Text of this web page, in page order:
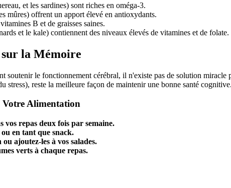
et les sardines) sont riches en oméga-3.
mûres) offrent un apport élevé en antioxydants.
B et de graisses saines.
et le kale) contiennent des niveaux élevés de vitamines et de folate.
la Mémoire
soutenir le fonctionnement cérébral, il n'existe pas de solution
stress), reste la meilleure façon de maintenir une bonne santé cognitive.
Votre Alimentation
vos repas deux fois par semaine.
en tant que snack.
ajoutez-les à vos salades.
verts à chaque repas.